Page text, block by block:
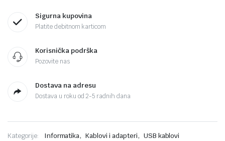
Sigurna kupovina
Platite debitnom karticom
Korisnička podrška
Pozovite nas
Dostava na adresu
Dostava u roku od 2-5 radnih dana
Kategorije: Informatika, Kablovi i adapteri, USB kablovi